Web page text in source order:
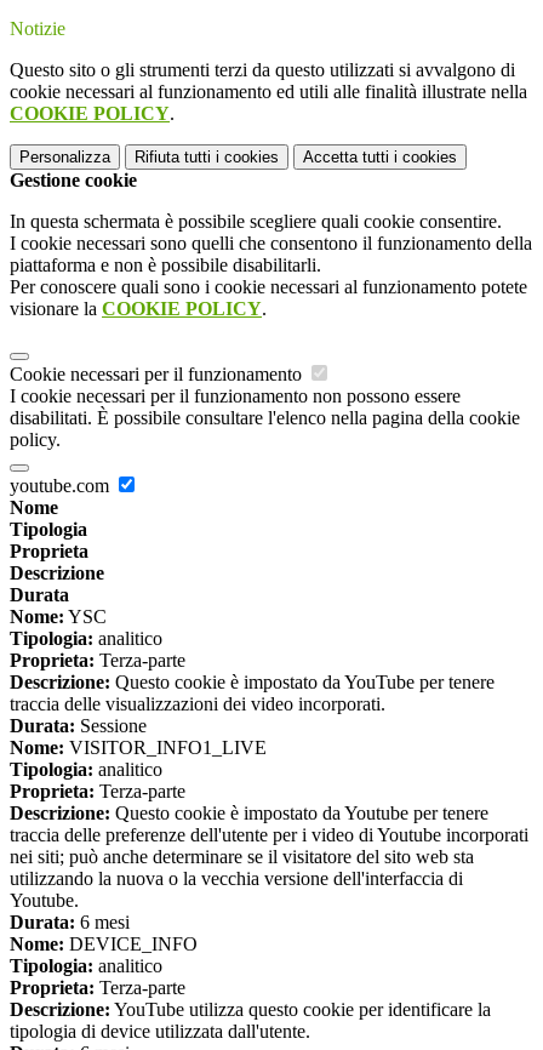
Notizie
Questo sito o gli strumenti terzi da questo utilizzati si avvalgono di
cookie necessari al funzionamento ed utili alle finalità illustrate nella
COOKIE POLICY.
Personalizza Rifiuta tutti i cookies Accetta tutti i cookies
Gestione cookie
In questa schermata è possibile scegliere quali cookie consentire.
I cookie necessari sono quelli che consentono il funzionamento della
piattaforma e non è possibile disabilitarli.
Per conoscere quali sono i cookie necessari al funzionamento potete
visionare la COOKIE POLICY.
Cookie necessari per il funzionamento
I cookie necessari per il funzionamento non possono essere
disabilitati. È possibile consultare l'elenco nella pagina della cookie
policy.
youtube.com
Nome
Tipologia
Proprieta
Descrizione
Durata
Nome: YSC
Tipologia: analitico
Proprieta: Terza-parte
Descrizione: Questo cookie è impostato da YouTube per tenere
traccia delle visualizzazioni dei video incorporati.
Durata: Sessione
Nome: VISITOR_INFO1_LIVE
Tipologia: analitico
Proprieta: Terza-parte
Descrizione: Questo cookie è impostato da Youtube per tenere
traccia delle preferenze dell'utente per i video di Youtube incorporati
nei siti; può anche determinare se il visitatore del sito web sta
utilizzando la nuova o la vecchia versione dell'interfaccia di
Youtube.
Durata: 6 mesi
Nome: DEVICE_INFO
Tipologia: analitico
Proprieta: Terza-parte
Descrizione: YouTube utilizza questo cookie per identificare la
tipologia di device utilizzata dall'utente.